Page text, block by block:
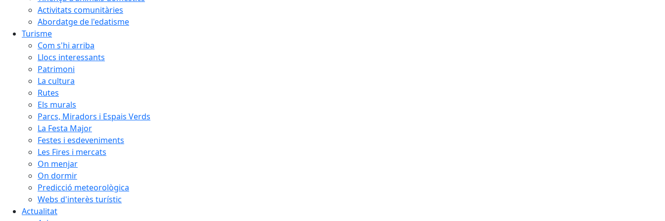
Activitats comunitàries
Abordatge de l'edatisme
Turisme
Com s'hi arriba
Llocs interessants
Patrimoni
La cultura
Rutes
Els murals
Parcs, Miradors i Espais Verds
La Festa Major
Festes i esdeveniments
Les Fires i mercats
On menjar
On dormir
Predicció meteorològica
Webs d'interès turístic
Actualitat